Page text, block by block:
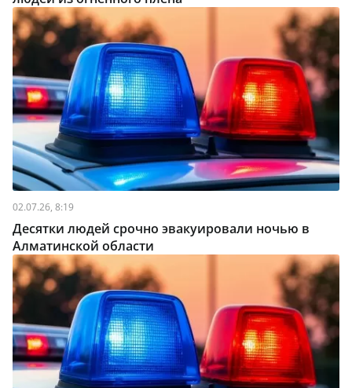
02.07.26, 8:19
Десятки людей срочно эвакуировали ночью в
Алматинской области